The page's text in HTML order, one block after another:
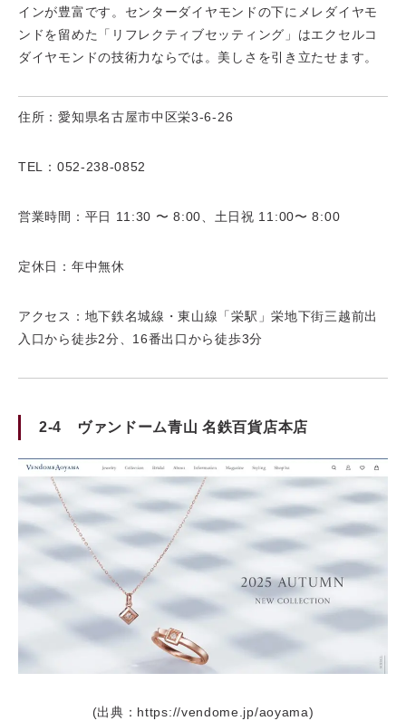
インが豊富です。 センターダイヤモンドの下にメレダイヤモ
ンドを留めた「リフレクティブセッティング」はエクセルコ
ダイヤモンドの技術力ならでは。美しさを引き立たせます。
住所：愛知県名古屋市中区栄3-6-26
TEL：052-238-0852
営業時間：平日 11:30 〜 8:00、土日祝 11:00〜 8:00
定休日：年中無休
アクセス：地下鉄名城線・東山線「栄駅」栄地下街三越前出
入口から徒歩2分、16番出口から徒歩3分
2-4 ヴァンドーム青山 名鉄百貨店本店
(出典：https://vendome.jp/aoyama)